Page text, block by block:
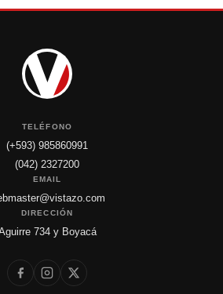
TELÉFONO
(+593) 985860991
(042) 2327200
EMAIL
DIRECCIÓN
734 y Boyacá